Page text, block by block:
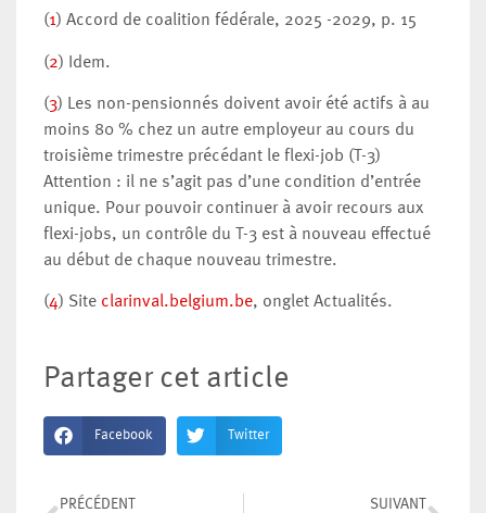
(1) Accord de coalition fédérale, 2025 -2029, p. 15
(2) Idem.
(3) Les non-pensionnés doivent avoir été actifs à au
moins 80 % chez un autre employeur au cours du
troisième trimestre précédant le flexi-job (T-3)
Attention : il ne s’agit pas d’une condition d’entrée
unique. Pour pouvoir continuer à avoir recours aux
flexi-jobs, un contrôle du T-3 est à nouveau effectué
au début de chaque nouveau trimestre.
(4) Site clarinval.belgium.be, onglet Actualités.
Partager cet article
Facebook Twitter
PRÉCÉDENT SUIVANT